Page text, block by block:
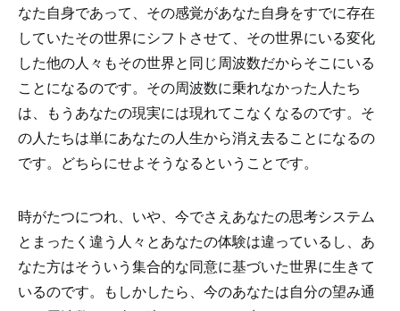
なた自身であって、その感覚があなた自身をすでに存在
していたその世界にシフトさせて、その世界にいる変化
した他の人々もその世界と同じ周波数だからそこにいる
ことになるのです。その周波数に乗れなかった人たち
は、もうあなたの現実には現れてこなくなるのです。そ
の人たちは単にあなたの人生から消え去ることになるの
です。どちらにせよそうなるということです。
時がたつにつれ、いや、今でさえあなたの思考システム
とまったく違う人々とあなたの体験は違っているし、あ
なた方はそういう集合的な同意に基づいた世界に生きて
いるのです。もしかしたら、今のあなたは自分の望み通